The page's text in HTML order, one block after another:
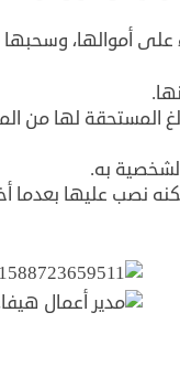
على أموالها،
المستحقة لها من
به.
نصب عليها بعدما